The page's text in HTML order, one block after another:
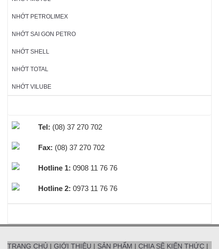
NHỚT PETROLIMEX
NHỚT SAI GON PETRO
NHỚT SHELL
NHỚT TOTAL
NHỚT VILUBE
Tel: (08) 37 270 702
Fax: (08) 37 270 702
Hotline 1: 0908 11 76 76
Hotline 2: 0973 11 76 76
TRANG CHỦ | GIỚI THIỆU | SẢN PHẨM | CHIA SẼ KIẾN THỨC |